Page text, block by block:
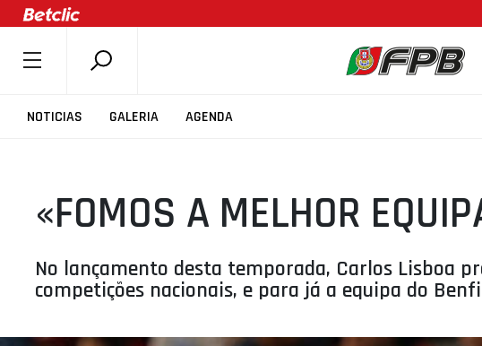
NOTICIAS GALERIA AGENDA
SOBRE A FPB
COMPETIÇÕES
ASSOCIAÇÕES
CLUBES
AGENTES
AGENDA
«FOMOS A MELHOR
No lançamento desta temporada, Carlos Lisboa
competições nacionais, e para já a equipa do